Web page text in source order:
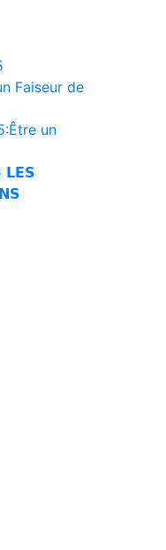
Faiseur de
un
𝗟𝗘𝗦